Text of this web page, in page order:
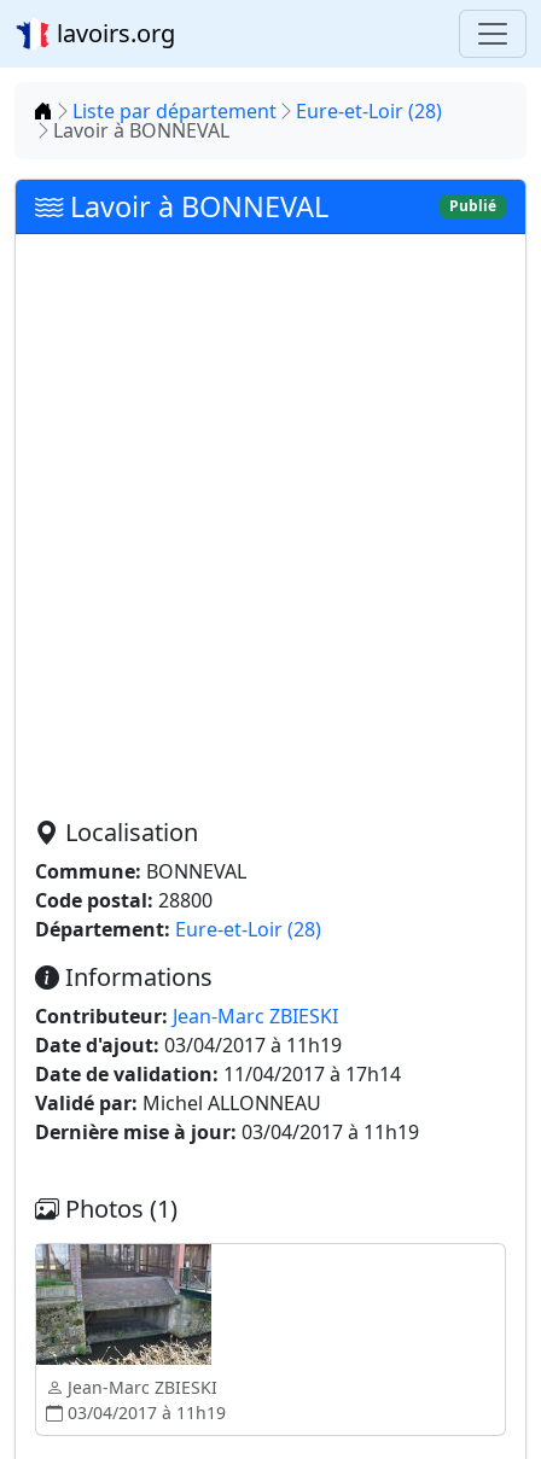
lavoirs.org
Accueil
Liste par département Eure-et-Loir (28)
Lavoir à BONNEVAL
Lavoir à BONNEVAL Publié
Localisation
Commune: BONNEVAL
Code postal: 28800
Département: Eure-et-Loir (28)
Informations
Contributeur: Jean-Marc ZBIESKI
Date d'ajout: 03/04/2017 à 11h19
Date de validation: 11/04/2017 à 17h14
Validé par: Michel ALLONNEAU
Dernière mise à jour: 03/04/2017 à 11h19
Photos (1)
Jean-Marc ZBIESKI
03/04/2017 à 11h19